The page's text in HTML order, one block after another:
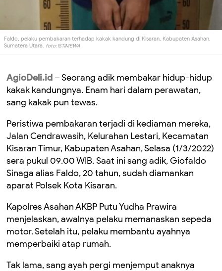
Faldo, pelaku pembakaran terhadap kakak kandung di Kisaran, Kabupaten Asahan,
Sumatera Utara. foto: ISTIMEWA
AgioDeli.id –Seorang adik membakar hidup-hidup
kakak kandungnya. Enam hari dalam perawatan,
sang kakak pun tewas.
Peristiwa pembakaran terjadi di kediaman mereka,
Jalan Cendrawasih, Kelurahan Lestari, Kecamatan
Kisaran Timur, Kabupaten Asahan, Selasa (1/3/2022)
sera pukul 09.00 WIB.Saat ini sang adik, Giofaldo
Sinaga alias Faldo, 20 tahun, sudah diamankan
aparat Polsek Kota Kisaran.
Kapolres Asahan AKBP Putu Yudha Prawira
menjelaskan,awalnya pelaku memanaskan sepeda
motor. Setelah itu, pelaku membantu ayahnya
memperbaiki atap rumah.
Tak lama, sang ayah pergi menjemput anaknya